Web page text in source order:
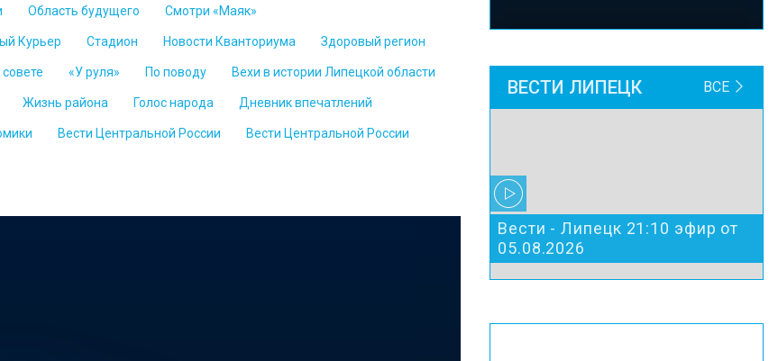
Область будущего Смотри «Маяк»
Курьер Стадион Новости Кванториума Здоровый регион
«У руля» По поводу Вехи в истории Липецкой области
Жизнь района Голос народа Дневник впечатлений
Вести Центральной России Вести Центральной России
ВЕСТИ ЛИПЕЦК ВСЕ
Вести - Липецк 21:10 эфир от
05.08.2026